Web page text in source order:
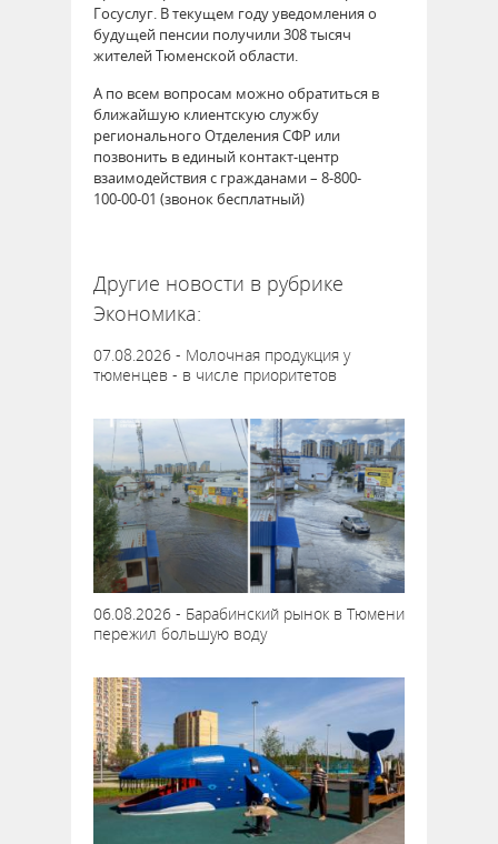
Госуслуг. В текущем году уведомления о
будущей пенсии получили 308 тысяч
жителей Тюменской области.
А по всем вопросам можно обратиться в
ближайшую клиентскую службу
регионального Отделения СФР или
позвонить в единый контакт‑центр
взаимодействия с гражданами – 8-800-
100‑00-01 (звонок бесплатный)
Другие новости в рубрике
Экономика:
07.08.2026 - Молочная продукция у
тюменцев - в числе приоритетов
06.08.2026 - Барабинский рынок в Тюмени
пережил большую воду